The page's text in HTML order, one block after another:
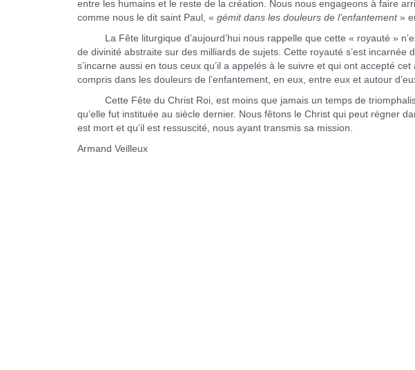
entre les humains et le reste de la création. Nous nous engageons à faire
comme nous le dit saint Paul, « gémit dans les douleurs de l’enfantement»
La Fête liturgique d’aujourd’hui nous rappelle que cette « royauté »
de divinité abstraite sur des milliards de sujets. Cette royauté s’est incarnée
s’incarne aussi en tous ceux qu’il a appelés à le suivre et qui ont accepté
compris dans les douleurs de l’enfantement, en eux, entre eux et autour
Cette Fête du Christ Roi, est moins que jamais un temps de
qu’elle fut instituée au siècle dernier. Nous fêtons le Christ qui peut régner
est mort et qu’il est ressuscité, nous ayant transmis sa mission.
Armand Veilleux